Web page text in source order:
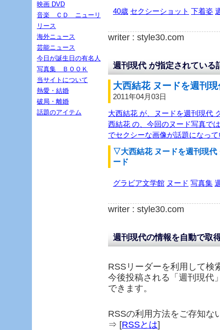
40歳 セクシーショット 下着姿
writer : style30.com
週刊現代 が指定されている
大西結花 ヌードを週刊
2011年04月03日
大西結花 が、ヌードを週刊現代
西結花 の、今回のヌード写真で
でセクシーな画像が話題になっ
▽大西結花 ヌードを週刊現代
ード
グラビア文学館 ヌード 写真集
writer : style30.com
週刊現代の情報を自動で取
RSSリーダーを利用して検
今後投稿される「 週刊現代
できます。
RSSの利用方法をご存知な
⇒ [RSSとは]
映画 DVD
音楽 ＣＤ ニューリ
リース
海外ニュース
芸能ニュース
今日が誕生日の有名人
写真集 ＢＯＯＫ
当サイトについて
熱愛・結婚
破局・離婚
話題のアイテム